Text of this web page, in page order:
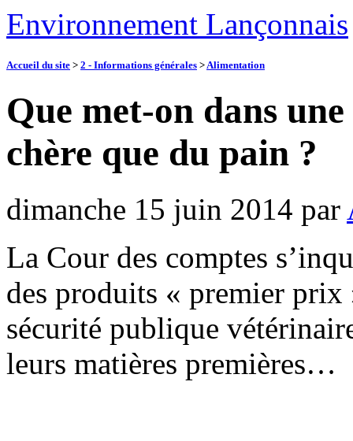
Environnement Lançonnais
Accueil du site > 2 - Informations générales >Alimentation
Que met-on dans
chère que du pain ?
dimanche 15 juin 2014 par
La Cour des comptes
des produits « premier prix
sécurité publique
leurs matières premières…